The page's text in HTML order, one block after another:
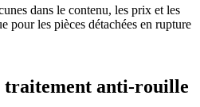
dans le contenu, les prix et les
pour les pièces détachées en rupture
traitement anti-rouille